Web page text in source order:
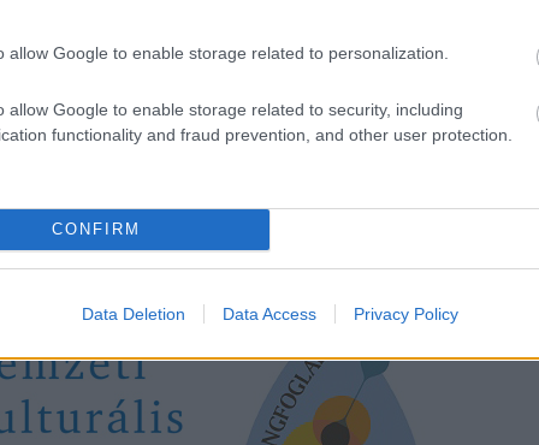
allow Google to enable storage related to personalization.
allow Google to enable storage related to security, including
functionality and fraud prevention, and other user protection.
CONFIRM
Data Deletion Data Access Privacy Policy
lemezanyagon dolgozik, amit szeretne majd dalonként minél
Berta
Program keretében aNemzeti Kulturális